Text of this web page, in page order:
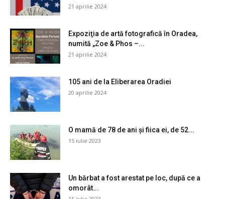
21 aprilie 2024
Expoziţia de artă fotografică în Oradea,
numită „Zoe & Phos –...
21 aprilie 2024
105 ani de la Eliberarea Oradiei
20 aprilie 2024
O mamă de 78 de ani și fiica ei, de 52...
15 iulie 2023
Un bărbat a fost arestat pe loc, după ce a
omorât...